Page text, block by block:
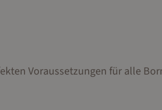
Voraussetzungen für alle